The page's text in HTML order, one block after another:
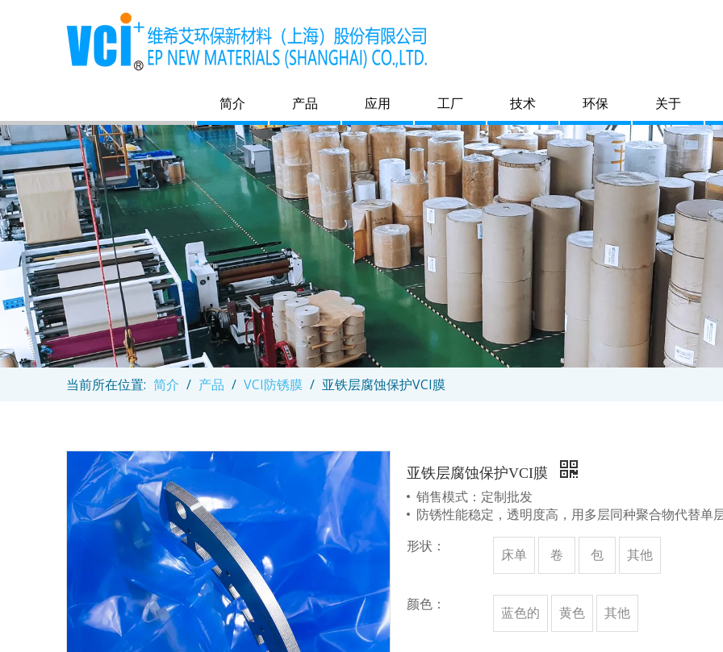
简介 产品 应用 工厂 技术 环保 关于
当前所在位置: 简介 / 产品 / VCI防锈膜 / 亚铁层腐蚀保护VCI膜
亚铁层腐蚀保护VCI膜
销售模式：定制批发
防锈性能稳定，透明度高，用多层同种聚合物代替单
形状：
床单 卷 包 其他
颜色：
蓝色的 黄色 其他